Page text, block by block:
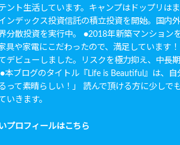
ント生活しています。キャンプはドップリは
ンデックス投資信託の積立投資を開始。国内
分散投資を実行中。 ●2018年新築マンション
具や家電にこだわったので、満足しています
デビューしました。リスクを極力抑え、中長
本ブログのタイトル『Life is Beautiful』は、自
るって素晴らしい！」 読んで頂ける方に少しで
いきます。
プロフィールはこちら